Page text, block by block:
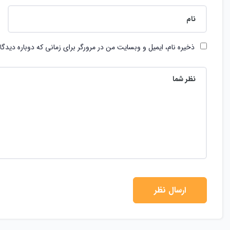
ذخیره نام، ایمیل و وبسایت من در مرورگر برای زمانی که دوباره